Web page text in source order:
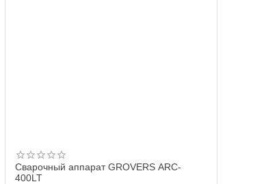
Сварочный аппарат GROVERS ARC-
400LT